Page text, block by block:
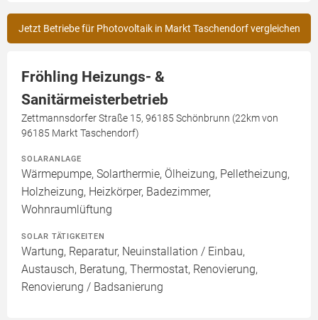
Jetzt Betriebe für Photovoltaik in Markt Taschendorf vergleichen
Fröhling Heizungs- &
Sanitärmeisterbetrieb
Zettmannsdorfer Straße 15, 96185 Schönbrunn (22km von
96185 Markt Taschendorf)
SOLARANLAGE
Wärmepumpe, Solarthermie, Ölheizung, Pelletheizung,
Holzheizung, Heizkörper, Badezimmer,
Wohnraumlüftung
SOLAR TÄTIGKEITEN
Wartung, Reparatur, Neuinstallation / Einbau,
Austausch, Beratung, Thermostat, Renovierung,
Renovierung / Badsanierung